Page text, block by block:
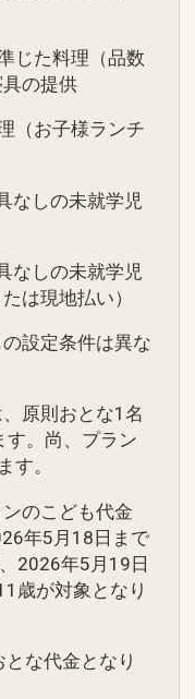
じた料理（品数
の提供
（お子様ランチ
なしの未就学児
なしの未就学児
は現地払い）
設定条件は異な
原則おとな1名
す。尚、プラン
す。
のこども代金
年5月18日まで
2026年5月19日
歳が対象となり
な代金となり